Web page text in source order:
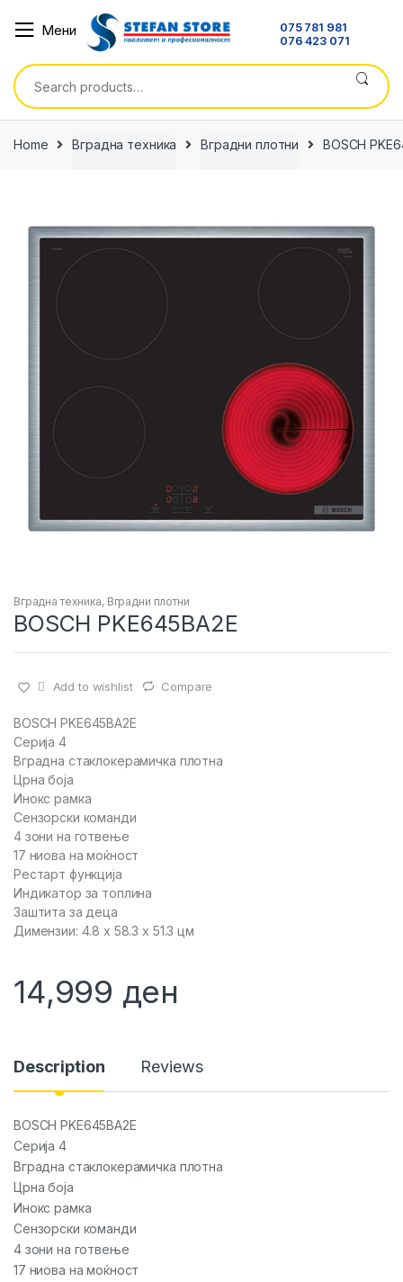
Мени
075 781 981
076 423 071
Search
for:
Home Вградна техника Вградни плотни BOSCH
Вградна техника, Вградни плотни
BOSCH PKE645BA2E
Add to wishlist Compare
BOSCH PKE645BA2E
Серија 4
Вградна стаклокерамичка плотна
Црна боја
Инокс рамка
Сензорски команди
4 зони на готвење
17 ниова на моќност
Рестарт функција
Индикатор за топлина
Заштита за деца
Димензии: 4.8 x 58.3 x 51.3 цм
14,999 ден
Description Reviews
BOSCH PKE645BA2E
Серија 4
Вградна стаклокерамичка плотна
Црна боја
Инокс рамка
Сензорски команди
4 зони на готвење
17 ниова на моќност